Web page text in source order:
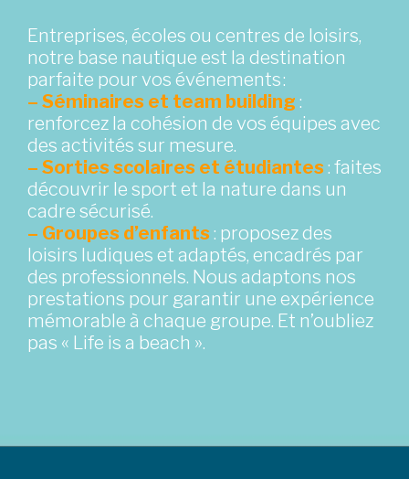
Entreprises, écoles ou centres de loisirs,
notre base nautique est la destination
parfaite pour vos événements :
– Séminaires et team building :
renforcez la cohésion de vos équipes avec
des activités sur mesure.
– Sorties scolaires et étudiantes : faites
découvrir le sport et la nature dans un
cadre sécurisé.
– Groupes d’enfants : proposez des
loisirs ludiques et adaptés, encadrés par
des professionnels. Nous adaptons nos
prestations pour garantir une expérience
mémorable à chaque groupe. Et n’oubliez
pas « Life is a beach ».